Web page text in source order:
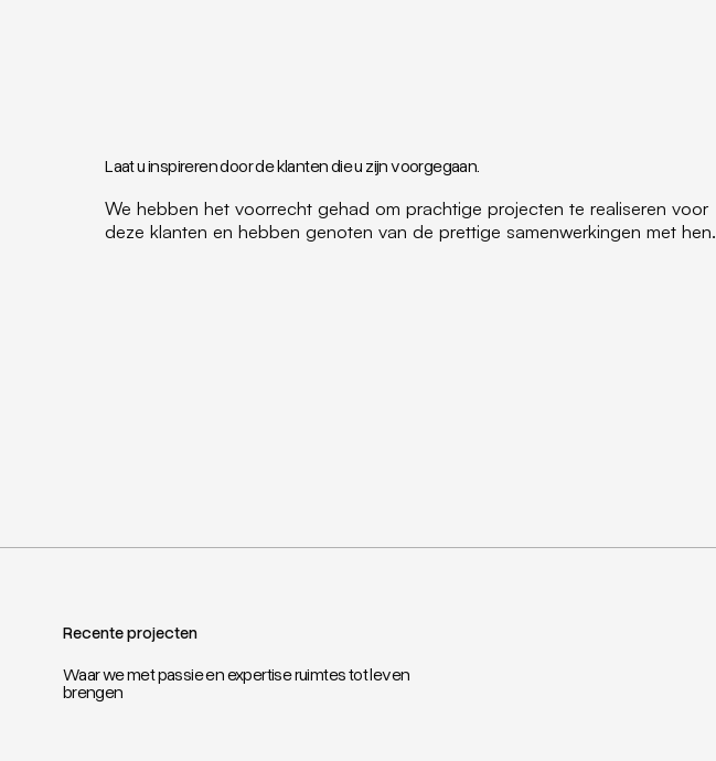
Laat u inspireren door de klanten die u zijn voorgegaan.
We hebben het voorrecht gehad om prachtige projecten te realiseren voor
deze klanten en hebben genoten van de prettige samenwerkingen met hen.
Recente projecten
Waar we met passie en expertise ruimtes tot leven
brengen